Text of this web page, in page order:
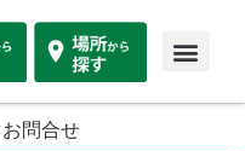
お問合せ